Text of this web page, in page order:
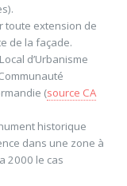
toute extension de
de la façade.
d’Urbanisme
(source CA
historique
dans une zone à
2000 le cas